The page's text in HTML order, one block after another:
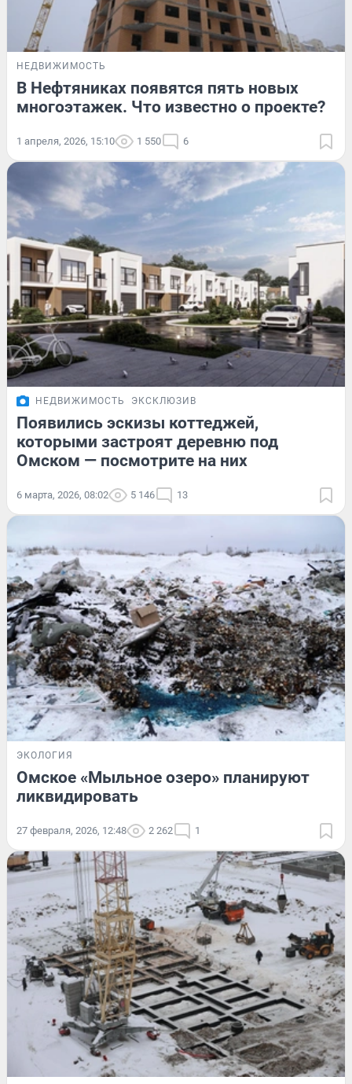
НЕДВИЖИМОСТЬ
В Нефтяниках появятся пять новых
многоэтажек. Что известно о проекте?
1 апреля, 2026, 15:10 1 550 6
НЕДВИЖИМОСТЬ ЭКСКЛЮЗИВ
Появились эскизы коттеджей,
которыми застроят деревню под
Омском — посмотрите на них
6 марта, 2026, 08:02 5 146 13
ЭКОЛОГИЯ
Омское «Мыльное озеро» планируют
ликвидировать
27 февраля, 2026, 12:48 2 262 1